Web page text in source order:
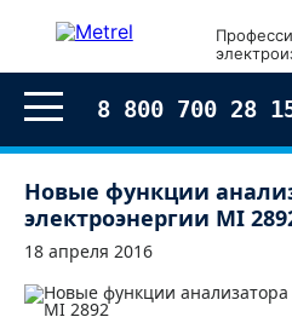
8 800 700 28
Новые функции
электроэнергии MI
18 апреля 2016